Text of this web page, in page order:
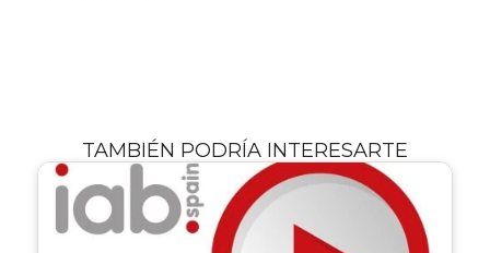
TAMBIÉN PODRÍA INTERESARTE